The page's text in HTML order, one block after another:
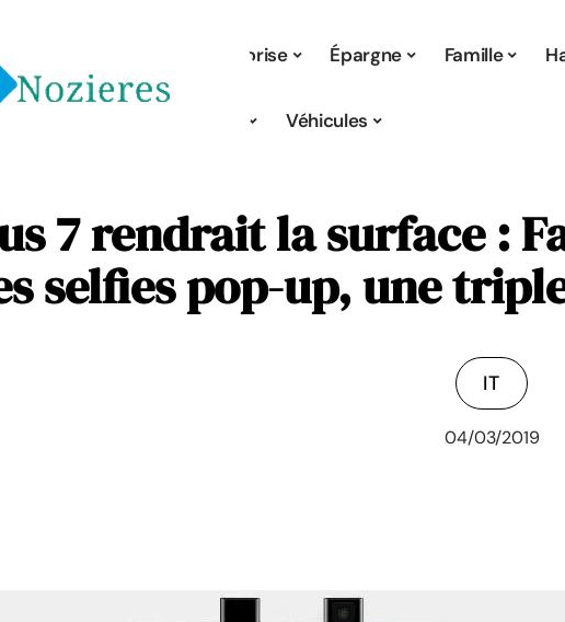
Entreprise Épargne Famille
Véhicules
7 rendrait la surface :
selfies pop-up, une
IT
04/03/2019